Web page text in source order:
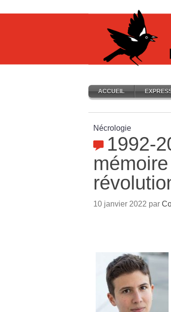
ACCUEIL
Nécrologie
1992-
10 janvier 2022 par